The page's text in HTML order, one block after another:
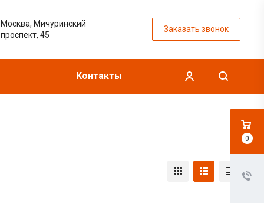
Заказать звонок
Москва, Мичуринский
проспект, 45
Контакты
0